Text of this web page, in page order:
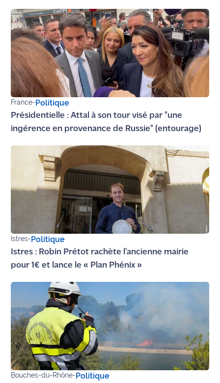
Ecouter
et voir
Maritima
Qui
sommes
nous ?
Devenir
annonceur
Mention
légales
Conditions
générales
d'utilisation du
site maritima.fr
Archives
France-Politique
Présidentielle : Attal à son tour visé par "une
ingérence en provenance de Russie" (entourage)
Istres-Politique
Istres : Robin Prétot rachète l'ancienne mairie
pour 1€ et lance le « Plan Phénix »
Bouches-du-Rhône-Politique